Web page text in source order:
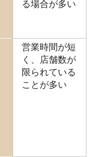
る場合が多い
営業時間が短
く、店舗数が
限られている
ことが多い